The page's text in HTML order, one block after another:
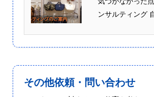
ンサルティング
その他依頼・問い合わせ